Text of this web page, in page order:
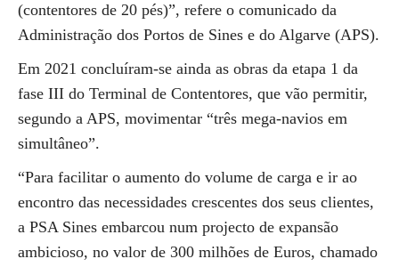
(contentores de 20 pés)”, refere o comunicado da
Administração dos Portos de Sines e do Algarve (APS).
Em 2021 concluíram-se ainda as obras da etapa 1 da
fase III do Terminal de Contentores, que vão permitir,
segundo a APS, movimentar “três mega-navios em
simultâneo”.
“Para facilitar o aumento do volume de carga e ir ao
encontro das necessidades crescentes dos seus clientes,
a PSA Sines embarcou num projecto de expansão
ambicioso, no valor de 300 milhões de Euros, chamado